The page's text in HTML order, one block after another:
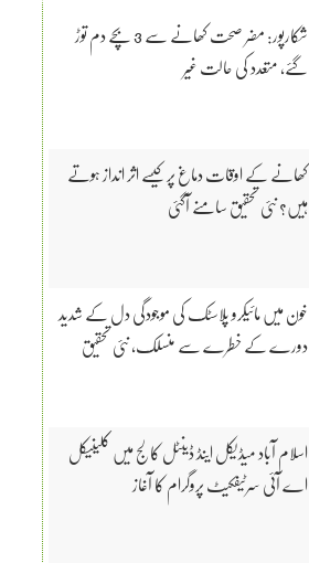
شکارپور: مضر صحت کھانے سے 3 بچے دم توڑ
گئے، متعدد کی حالت غیر
کھانے کے اوقات دماغ پر کیسے اثر انداز ہوتے
ہیں؟ نئی تحقیق سامنے آگئی
خون میں مائیکرو پلاسٹک کی موجودگی دل کے شدید
دورے کے خطرے سے منسلک، نئی تحقیق
اسلام آباد میڈیکل اینڈ ڈینٹل کالج میں کلینیکل
اے آئی سرٹیفکیٹ پروگرام کا آغاز